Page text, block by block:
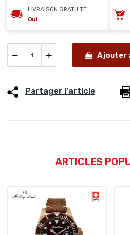
LIVRAISON GRATUITE:
Oui
Ajouter
Partager l'article
ARTICLES